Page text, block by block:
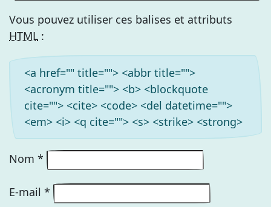
Vous pouvez utiliser ces balises et attributs
HTML :
<a href="" title=""> <abbr title="">
<acronym title=""> <b> <blockquote
cite=""> <cite> <code> <del datetime="">
<em> <i> <q cite=""> <s> <strike> <strong>
Nom *
E-mail *